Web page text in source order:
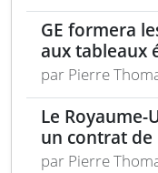
GE formera
aux tableaux
la classe Tide
par Pierre
Le
un contrat de
pour
par Pierre